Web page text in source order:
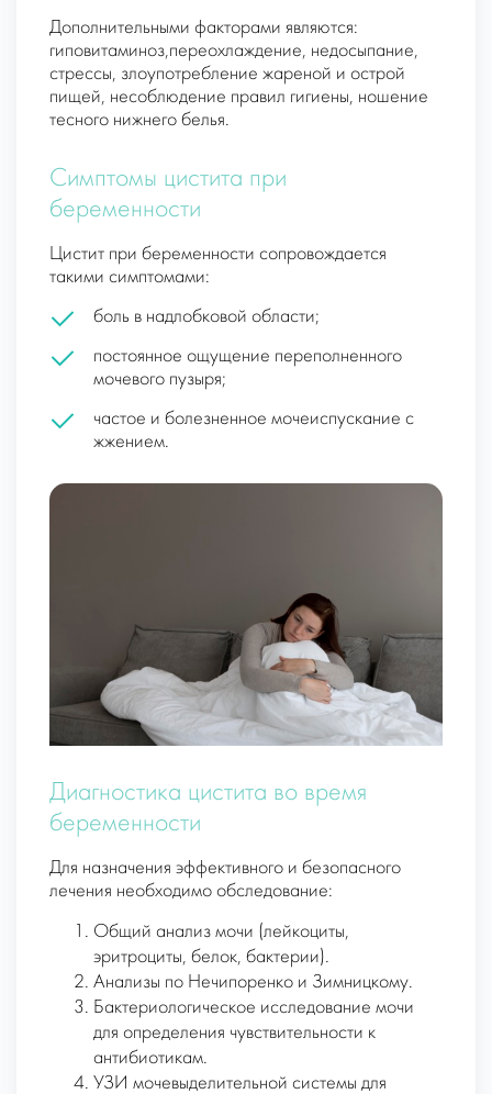
Дополнительными факторами являются:
гиповитаминоз,переохлаждение, недосыпание,
стрессы, злоупотребление жареной и острой
пищей, несоблюдение правил гигиены, ношение
тесного нижнего белья.
Симптомы цистита при
беременности
Цистит при беременности сопровождается
такими симптомами:
боль в надлобковой области;
постоянное ощущение переполненного
мочевого пузыря;
частое и болезненное мочеиспускание с
жжением.
Диагностика цистита во время
беременности
Для назначения эффективного и безопасного
лечения необходимо обследование:
Общий анализ мочи (лейкоциты,
эритроциты, белок, бактерии).
Анализы по Нечипоренко и Зимницкому.
Бактериологическое исследование мочи
для определения чувствительности к
антибиотикам.
УЗИ мочевыделительной системы для